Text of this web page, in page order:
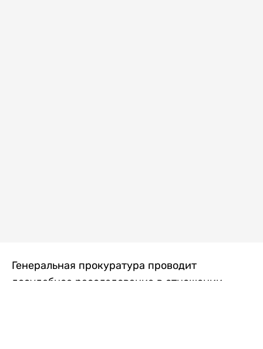
Генеральная прокуратура проводит
досудебное расследование в отношении